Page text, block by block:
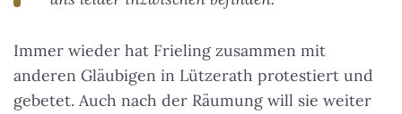
Immer wieder hat Frieling zusammen mit
anderen Gläubigen in Lützerath protestiert und
gebetet. Auch nach der Räumung will sie weiter